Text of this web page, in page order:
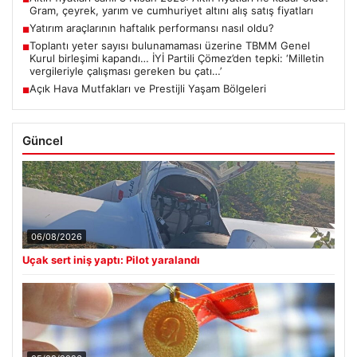
Gram, çeyrek, yarım ve cumhuriyet altını alış satış fiyatları
■Yatırım araçlarının haftalık performansı nasıl oldu?
■Toplantı yeter sayısı bulunamaması üzerine TBMM Genel
Kurul birleşimi kapandı… İYİ Partili Çömez’den tepki: ‘Milletin
vergileriyle çalışması gereken bu çatı…’
■Açık Hava Mutfakları ve Prestijli Yaşam Bölgeleri
Güncel
06/08/2026
Uçak sert iniş yaptı: Pilot yaralandı